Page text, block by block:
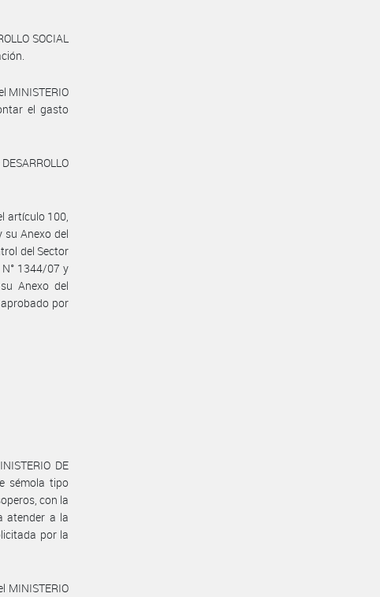
SOCIAL
MINISTERIO
el gasto
artículo 100,
su Anexo del
del Sector
1344/07 y
Anexo del
por
DE
sémola tipo
con la
atender a la
por la
MINISTERIO